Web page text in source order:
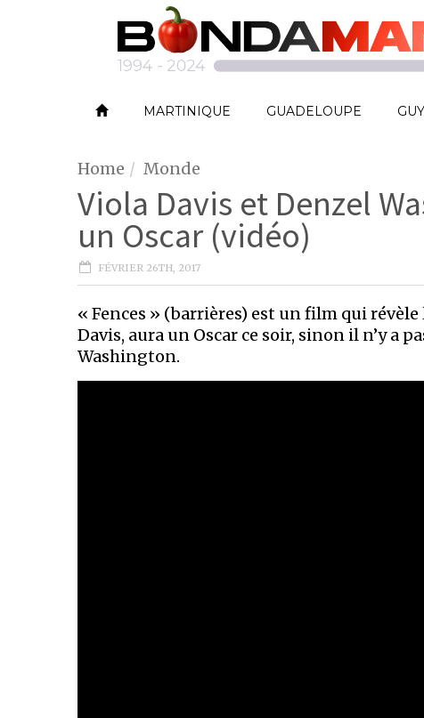
MARTINIQUE GUADELOUPE
Home Monde
Viola Davis et Denzel
un Oscar (vidéo)
FÉVRIER 26TH, 2017
« Fences » (barrières) est un film qui
Davis, aura un Oscar ce soir, sinon il n’y a
Washington.